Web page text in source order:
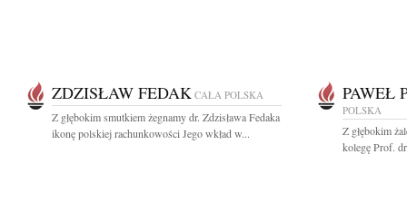
ZDZISŁAW FEDAK CAŁA POLSKA
Z głębokim smutkiem żegnamy dr. Zdzisława Fedaka
ikonę polskiej rachunkowości Jego wkład w...
PAWEŁ
POLSKA
Z głębokim
kolegę Prof.